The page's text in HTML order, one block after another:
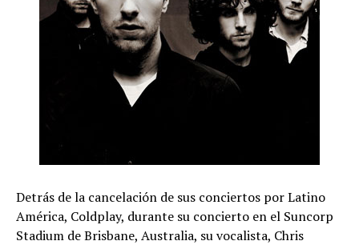
Detrás de la cancelación de sus conciertos por Latino
América, Coldplay, durante su concierto en el Suncorp
Stadium de Brisbane, Australia, su vocalista, Chris